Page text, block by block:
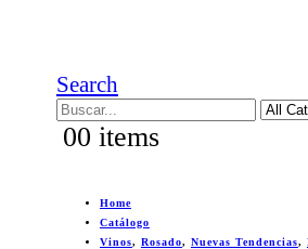
Search
00 items
Home
Catálogo
Vinos, Rosado, Nuevas Tendencias,